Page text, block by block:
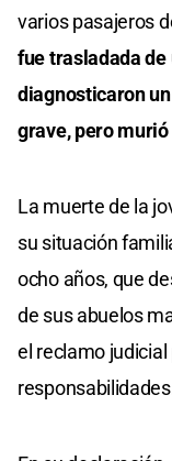
varios pasajeros
fue trasladada de
diagnosticaron
grave, pero
La muerte de la
su situación
ocho años, que
de sus abuelos
el reclamo